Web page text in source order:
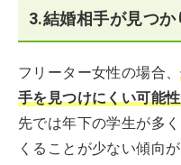
3.結婚相手が見つか
フリーター女性の場合、
手を見つけにくい可能
先では年下の学生が多
くることが少ない傾向